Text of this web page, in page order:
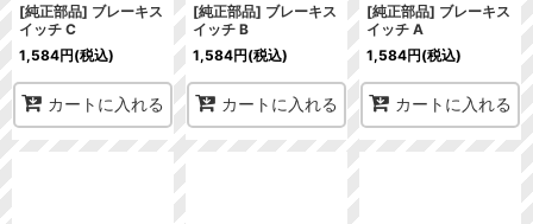
[純正部品] ブレーキス
イッチ C
1,584円(税込)
カートに入れる
[純正部品] ブレーキス
イッチ B
1,584円(税込)
カートに入れる
[純正部品] ブレーキス
イッチ A
1,584円(税込)
カートに入れる